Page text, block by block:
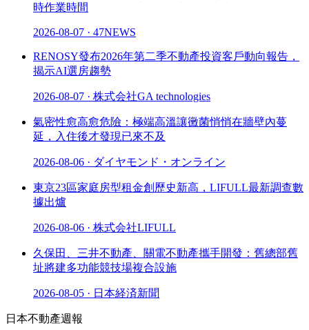
時作業時間
2026-08-07 · 47NEWS
RENOSY發布2026年第二季不動產投資客戶動向報告，
揭示AI選房趨勢
2026-08-07 · 株式会社GA technologies
氣密性愈高愈危險：極端高溫讓黴菌悄悄在牆壁內蔓
延，入住後才發現已來不及
2026-08-06 · ダイヤモンド・オンライン
東京23區家庭房型租金創歷史新高，LIFULL最新調查數
據出爐
2026-08-06 · 株式会社LIFULL
久保田、三井不動產、關電不動產攜手開發：舊總部舊
址將建多功能競技場複合設施
2026-08-05 · 日本経済新聞
日本不動產週報